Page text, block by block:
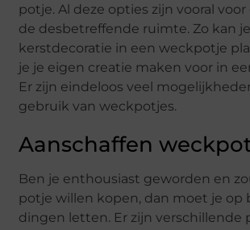
potje. Al deze opties zijn vooral
de desbetreffende ruimte. Zo kan
kerstdecoratie in een weckpotje
je je eigen creatie maken voor in
Er zijn eindeloos veel
gebruik van weckpotjes.
Aanschaffen
Ben je enthousiast geworden en
potje willen kopen, dan moet je op
dingen letten. Er zijn verschillende